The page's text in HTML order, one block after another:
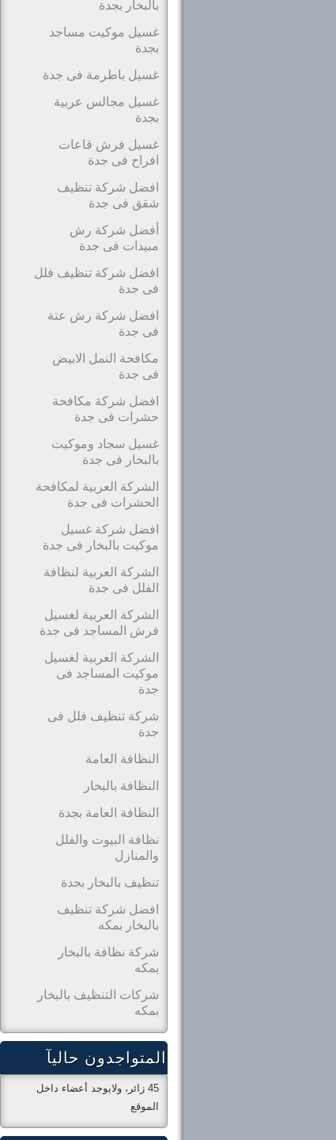
بالبخار بجدة
غسيل موكيت مساجد
بجدة
غسيل باطرمة فى جدة
غسيل مجالس عربية
بجدة
غسيل فرش قاعات
افراح فى جدة
افضل شركة تنظيف
شقق فى جدة
أفضل شركة رش
مبيدات فى جدة
افضل شركة تنظيف فلل
فى جدة
افضل شركة رش عتة
فى جدة
مكافحة النمل الابيض
فى جدة
افضل شركة مكافحة
حشرات فى جدة
غسيل سجاد وموكيت
بالبخار فى جدة
الشركة العربية لمكافحة
الحشرات فى جدة
افضل شركة غسيل
موكيت بالبخار فى جدة
الشركة العربية لنظافة
الفلل فى جدة
الشركة العربية لغسيل
فرش المساجد فى جدة
الشركة العربية لغسيل
موكيت المساجد فى
جدة
شركة تنظيف فلل فى
جدة
النظافة العامة
النظافة بالبخار
النظافة العامة بجدة
نظافة البيوت والفلل
والمنازل
تنظيف بالبخار بجدة
افضل شركة تنظيف
بالبخار بمكه
شركة نظافة بالبخار
بمكه
شركات التنظيف بالبخار
بمكه
المتواجدون حاليآ
45 زائر، ولايوجد أعضاء داخل
الموقع